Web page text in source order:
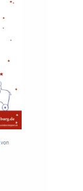
von